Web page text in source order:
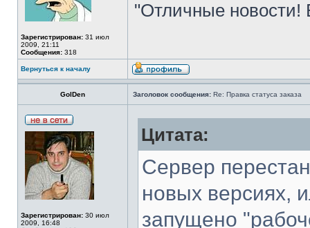
Зарегистрирован: 31 июл
2009, 21:11
Сообщения: 318
"Отличные новости!
Вернуться к началу
GolDen Заголовок сообщения: Re: Правка статуса заказа
Зарегистрирован: 30 июл
2009, 16:48
Цитата:
Сервер
новых версиях,
запущено